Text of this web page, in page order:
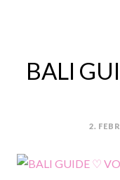
BALI
2.